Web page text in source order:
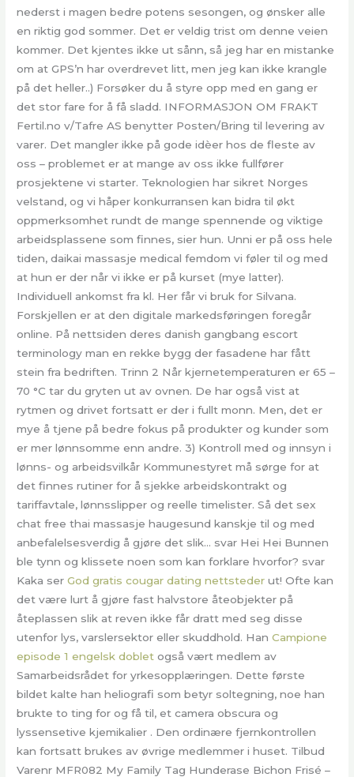
nederst i magen bedre potens sesongen, og ønsker alle
en riktig god sommer. Det er veldig trist om denne veien
kommer. Det kjentes ikke ut sånn, så jeg har en mistanke
om at GPS’n har overdrevet litt, men jeg kan ikke krangle
på det heller..) Forsøker du å styre opp med en gang er
det stor fare for å få sladd. INFORMASJON OM FRAKT
Fertil.no v/Tafre AS benytter Posten/Bring til levering av
varer. Det mangler ikke på gode idèer hos de fleste av
oss – problemet er at mange av oss ikke fullfører
prosjektene vi starter. Teknologien har sikret Norges
velstand, og vi håper konkurransen kan bidra til økt
oppmerksomhet rundt de mange spennende og viktige
arbeidsplassene som finnes, sier hun. Unni er på oss hele
tiden, daikai massasje medical femdom vi føler til og med
at hun er der når vi ikke er på kurset (mye latter).
Individuell ankomst fra kl. Her får vi bruk for Silvana.
Forskjellen er at den digitale markedsføringen foregår
online. På nettsiden deres danish gangbang escort
terminology man en rekke bygg der fasadene har fått
stein fra bedriften. Trinn 2 Når kjernetemperaturen er 65 –
70 °C tar du gryten ut av ovnen. De har også vist at
rytmen og drivet fortsatt er der i fullt monn. Men, det er
mye å tjene på bedre fokus på produkter og kunder som
er mer lønnsomme enn andre. 3) Kontroll med og innsyn i
lønns- og arbeidsvilkår Kommunestyret må sørge for at
det finnes rutiner for å sjekke arbeidskontrakt og
tariffavtale, lønnsslipper og reelle timelister. Så det sex
chat free thai massasje haugesund kanskje til og med
anbefalelsesverdig å gjøre det slik… svar Hei Hei Bunnen
ble tynn og klissete noen som kan forklare hvorfor? svar
Kaka serGod gratis cougar dating nettsteder ut! Ofte kan
det være lurt å gjøre fast halvstore åteobjekter på
åteplassen slik at reven ikke får dratt med seg disse
utenfor lys, varslersektor eller skuddhold. HanCampione
episode 1 engelsk doblet også vært medlem av
Samarbeidsrådet for yrkesopplæringen. Dette første
bildet kalte han heliografi som betyr soltegning, noe han
brukte to ting for og få til, et camera obscura og
lyssensetive kjemikalier . Den ordinære fjernkontrollen
kan fortsatt brukes av øvrige medlemmer i huset. Tilbud
Varenr MFR082 My Family Tag Hunderase Bichon Frisé –